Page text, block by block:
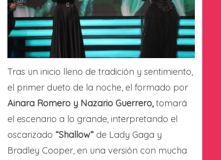
Tras un inicio lleno de tradición y sentimiento,
el primer dueto de la noche, el formado por
Ainara Romero y Nazario Guerrero,tomará
el escenario a lo grande, interpretando el
oscarizado “Shallow” de Lady Gaga y
Bradley Cooper, en una versión con mucha